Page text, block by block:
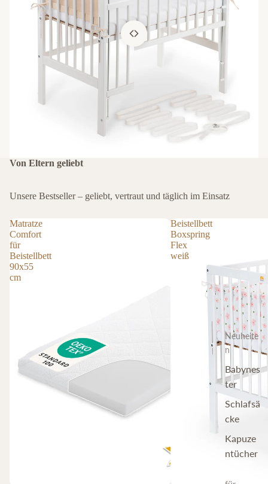
Neuheite
n
Babynes
ter
Schlafsä
cke
Kapuze
ntücher
Von Eltern geliebt
Unsere Bestseller – geliebt, vertraut und täglich im Einsatz
Matratze
Comfort
für
Beistellbett
90x55
cm
Beistellbett
Boxspring
Flex
weiß